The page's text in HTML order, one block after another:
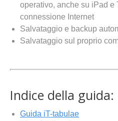
operativo, anche su iPad e
connessione Internet
Salvataggio e backup
Salvataggio sul proprio
Indice della guida:
Guida iT-tabulae